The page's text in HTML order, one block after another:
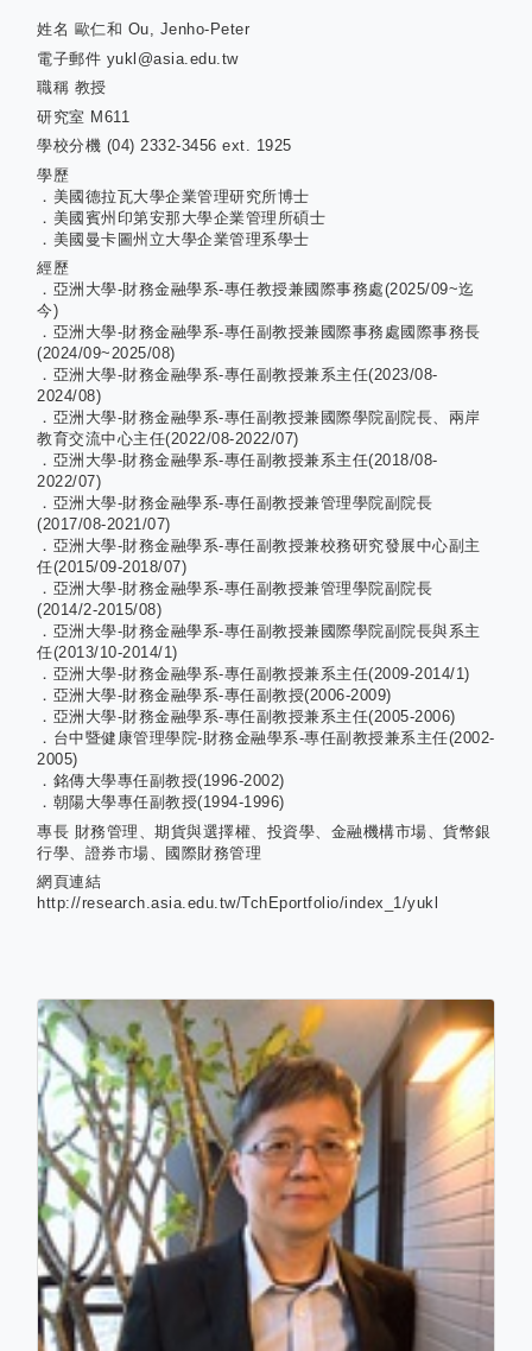
姓名 歐仁和 Ou, Jenho-Peter
電子郵件 yukl@asia.edu.tw
職稱 教授
研究室 M611
學校分機 (04) 2332-3456 ext. 1925
學歷
．美國德拉瓦大學企業管理研究所博士
．美國賓州印第安那大學企業管理所碩士
．美國曼卡圖州立大學企業管理系學士
經歷
．亞洲大學-財務金融學系-專任教授兼國際事務處(2025/09~迄
今)
．亞洲大學-財務金融學系-專任副教授兼國際事務處國際事務長
(2024/09~2025/08)
．亞洲大學-財務金融學系-專任副教授兼系主任(2023/08-
2024/08)
．亞洲大學-財務金融學系-專任副教授兼國際學院副院長、兩岸
教育交流中心主任(2022/08-2022/07)
．亞洲大學-財務金融學系-專任副教授兼系主任(2018/08-
2022/07)
．亞洲大學-財務金融學系-專任副教授兼管理學院副院長
(2017/08-2021/07)
．亞洲大學-財務金融學系-專任副教授兼校務研究發展中心副主
任(2015/09-2018/07)
．亞洲大學-財務金融學系-專任副教授兼管理學院副院長
(2014/2-2015/08)
．亞洲大學-財務金融學系-專任副教授兼國際學院副院長與系主
任(2013/10-2014/1)
．亞洲大學-財務金融學系-專任副教授兼系主任(2009-2014/1)
．亞洲大學-財務金融學系-專任副教授(2006-2009)
．亞洲大學-財務金融學系-專任副教授兼系主任(2005-2006)
．台中暨健康管理學院-財務金融學系-專任副教授兼系主任(2002-
2005)
．銘傳大學專任副教授(1996-2002)
．朝陽大學專任副教授(1994-1996)
專長 財務管理、期貨與選擇權、投資學、金融機構市場、貨幣銀
行學、證券市場、國際財務管理
網頁連結
http://research.asia.edu.tw/TchEportfolio/index_1/yukl